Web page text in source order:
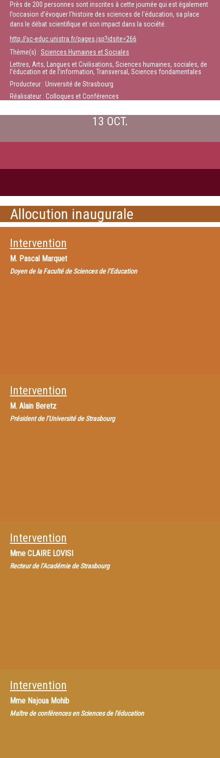
Près de 200 personnes sont inscrites à cette journée qui est également
l’occasion d’évoquer l'histoire des sciences de l'éducation, sa place
dans le débat scientifique et son impact dans la société.
http://sc-educ.unistra.fr/pages.jsp?idsite=266
Thème(s) : Sciences Humaines et Sociales
Lettres, Arts, Langues et Civilisations, Sciences humaines, sociales, de
l’éducation et de l’information, Transversal, Sciences fondamentales
Producteur : Université de Strasbourg
Réalisateur : Colloques et Conférences
13 OCT.
Allocution inaugurale
Intervention
M. Pascal Marquet
Doyen de la Faculté de Sciences de l’Education
Intervention
M. Alain Beretz
Président de l’Université de Strasbourg
Intervention
Mme CLAIRE LOVISI
Recteur de l’Académie de Strasbourg
Intervention
Mme Najoua Mohib
Maître de conférences en Sciences de l'éducation